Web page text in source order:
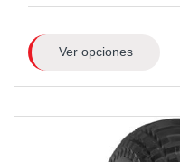
Ver opciones